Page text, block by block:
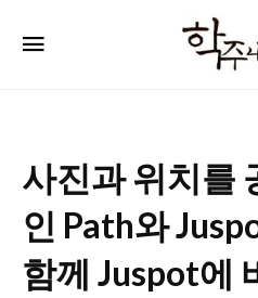
사진과 위치를
인 Path와
함께 Juspot에